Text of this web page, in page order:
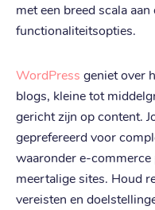
met een breed scala
functionaliteitsopties.
WordPress geniet over
blogs, kleine tot
gericht zijn op content.
geprefereerd voor
waaronder e-
meertalige sites. Houd
vereisten en